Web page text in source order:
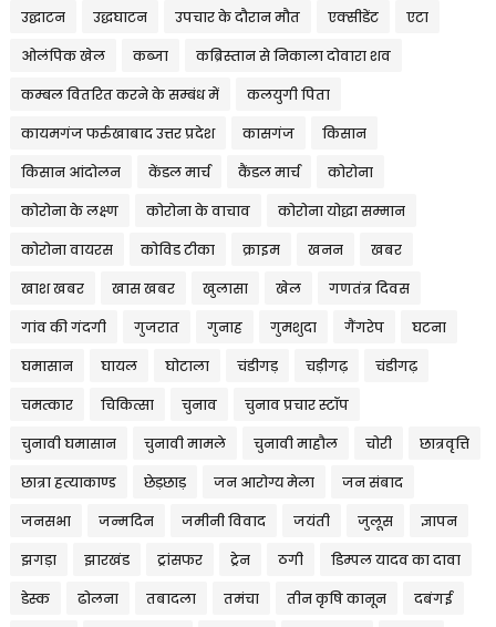
उद्घाटन उद्धघाटन उपचार के दौरान मौत एक्सीडेंट एटा
ओलंपिक खेल कब्जा कब्रिस्तान से निकाला दोवारा शव
कम्बल वितरित करने के सम्बंध में कलयुगी पिता
कायमगंज फर्रुखाबाद उत्तर प्रदेश कासगंज किसान
किसान आंदोलन केंडल मार्च कैंडल मार्च कोरोना
कोरोना के लक्ष्ण कोरोना के वाचाव कोरोना योद्धा सम्मान
कोरोना वायरस कोविड टीका क्राइम खनन खबर
खाश खबर खास खबर खुलासा खेल गणतंत्र दिवस
गांव की गंदगी गुजरात गुनाह गुमशुदा गैंगरेप घटना
घमासान घायल घोटाला चंडीगड़ चड़ीगढ़ चंडीगढ़
चमत्कार चिकित्सा चुनाव चुनाव प्रचार स्टॉप
चुनावी घमासान चुनावी मामले चुनावी माहौल चोरी छात्रवृत्ति
छात्रा हत्याकाण्ड छेड़छाड़ जन आरोग्य मेला जन संबाद
जनसभा जन्मदिन जमीनी विवाद जयंती जुलूस ज्ञापन
झगड़ा झारखंड ट्रांसफर ट्रेन ठगी डिम्पल यादव का दावा
डेस्क ढोलना तबादला तमंचा तीन कृषि कानून दबंगई